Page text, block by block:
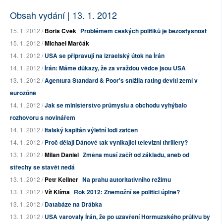
Obsah vydání | 13. 1. 2012
15. 1. 2012 /Boris Cvek Problémem českých politiků je bezostyšnost
15. 1. 2012 /Michael Marčák
14. 1. 2012 /USA se připravují na izraelský útok na Írán
14. 1. 2012 /Írán: Máme důkazy, že za vraždou vědce jsou USA
13. 1. 2012 /Agentura Standard & Poor's snížila rating devíti zemí v
eurozóně
14. 1. 2012 /Jak se ministerstvo průmyslu a obchodu vyhýbalo
rozhovoru s novinářem
14. 1. 2012 /Italský kapitán výletní lodi zatčen
14. 1. 2012 /Proč dělají Dánové tak vynikající televizní thrillery?
13. 1. 2012 /Milan Daniel Změna musí začít od základu, aneb od
střechy se stavět nedá
13. 1. 2012 /Petr Kellner Na prahu autoritativního režimu
13. 1. 2012 /Vít Klíma Rok 2012: Znemožní se politici úplně?
13. 1. 2012 /Databáze na Drábka
13. 1. 2012 /USA varovaly Írán, že po uzavření Hormuzského průlivu by